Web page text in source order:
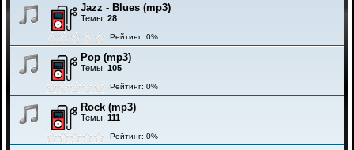
Jazz - Blues (mp3)
Темы: 28
Рейтинг: 0%
Pop (mp3)
Темы: 105
Рейтинг: 0%
Rock (mp3)
Темы: 111
Рейтинг: 0%